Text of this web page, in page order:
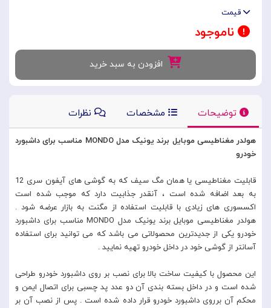
قیمت
ناموجود
افزودن به سبد خرید
توضیحات مشخصات نظرات
هولدر مغناطیسی موبایل برند یونیک مدل MONDO مناسب برای داشبورد
خودرو
قابلیت مغناطیسی یا همان مگ سیف که به گوشی های آیفون سری 12
به بعد اضافه شده است ، آنقدر جذابیت دارد که موجب شده است
اکسسوری های زیادی با قابلیت استفاده از مگنت به بازار عرضه شود .
هولدر مغناطیسی موبایل برند یونیک مدل MONDO مناسب برای داشبورد
خودرو یکی از جدیدترین محصولاتی می باشد که می توانید برای استفاده
آسانتر از گوشی خود در داخل خودرو تهیه نمایید .
این محصول با کیفیت ساخت بالا برای نصب بر روی داشبورد خودرو طراحی
شده است و در داخل بسته بندی آن دو عدد پد چسبی برای اتصال ایمن و
محکم آن برروی داشبورد خودرو قرار داده شده است . پس از نصب آن بر